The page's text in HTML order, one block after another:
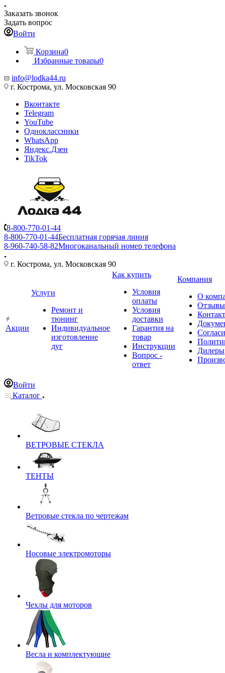
Заказать звонок
Задать вопрос
Войти
Корзина0
Избранные товары0
info@lodka44.ru
г. Кострома, ул. Московская 90
Вконтакте
Telegram
YouTube
Одноклассники
WhatsApp
Яндекс.Дзен
TikTok
8-800-770-01-44
8-800-770-01-44Бесплатная горячая линия
8-960-740-58-82Многоканальный номер телефона
г. Кострома, ул. Московская 90
Акции
Услуги
Ремонт и
тюнинг
Индивидуальное
изготовление
дуг
Как купить
Условия
оплаты
Условия
доставки
Гарантия на
товар
Инструкции
Вопрос -
ответ
Компания
О
Отзывы
Дилеры
Войти
Каталог
ВЕТРОВЫЕ СТЕКЛА
ТЕНТЫ
Ветровые стекла по чертежам
Носовые электромоторы
Чехлы для моторов
Весла и комплектующие